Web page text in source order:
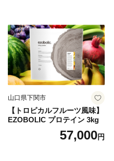
山口県下関市
【トロピカルフルーツ風味】
EZOBOLIC プロテイン 3kg
57,000円